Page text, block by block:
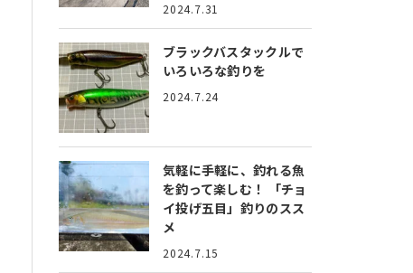
2024.7.31
ブラックバスタックルで
いろいろな釣りを
2024.7.24
気軽に手軽に、釣れる魚
を釣って楽しむ！
「チョ
イ投げ五目」釣りのスス
メ
2024.7.15